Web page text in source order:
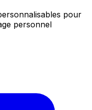
pour
personnel